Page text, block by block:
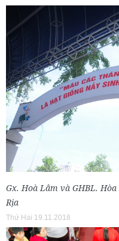
Gx. Hoà Lâm và GHBL.
Rịa
Thứ Hai 19.11.2018